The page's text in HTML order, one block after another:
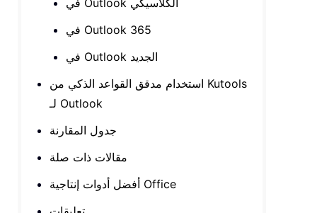
في Outlook الكلاسيكي
في Outlook 365
في Outlook الجديد
استخدام مدقق القواعد الذكي من Kutools
لـ Outlook
جدول المقارنة
مقالات ذات صلة
أفضل أدوات إنتاجية Office